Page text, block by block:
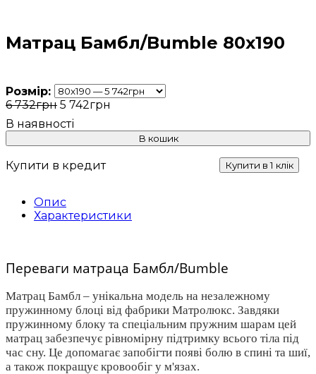
Матрац Бамбл/Bumble 80x190
Розмір:
6 732грн 5 742грн
В кошик
Купити в кредит Купити в 1 клік
Опис
Характеристики
Переваги матраца Бамбл/Bumble
Матрац Бамбл – унікальна модель на незалежному
пружинному блоці від фабрики Матролюкс. Завдяки
пружинному блоку та спеціальним пружним шарам цей
матрац забезпечує рівномірну підтримку всього тіла під
час сну. Це допомагає запобігти появі болю в спині та шиї,
а також покращує кровообіг у м'язах.